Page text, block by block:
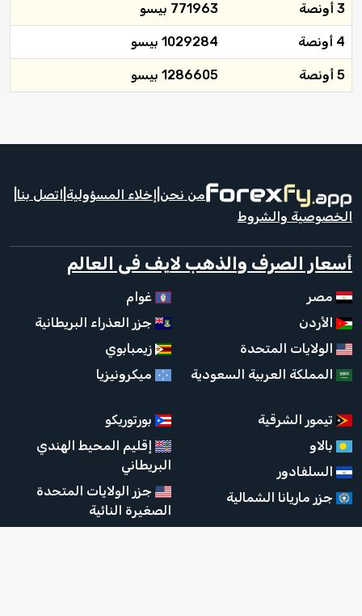
3 أونصة 771963 بيسو
4 أونصة 1029284 بيسو
5 أونصة 1286605 بيسو
من نحن إخلاء المسؤولية اتصل بنا
الخصوصية والشروط
أسعار الصرف والذهب لايف فى العالم
مصر
الأردن
الولايات المتحدة
المملكة العربية السعودية
غوام
جزر العذراء البريطانية
زيمبابوي
ميكرونيزيا
تيمور الشرقية
بالاو
السلفادور
جزر ماريانا الشمالية
بورتوريكو
إقليم المحيط الهندي
البريطاني
جزر الولايات المتحدة
الصغيرة النائية